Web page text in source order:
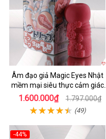
Âm đạo giả Magic Eyes Nhật
mềm mại siêu thực cảm giác
thật
1.600.000₫ 1.797.000₫
(49)
-44%